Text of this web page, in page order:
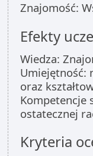
Znajomość:
Efekty
Wiedza:
Umiejętność:
oraz
Kompetencje
ostatecznej
Kryteria